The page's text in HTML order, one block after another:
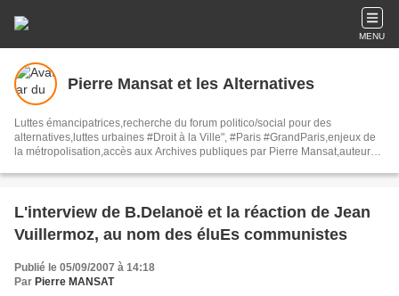
MENU
Pierre Mansat et les Alternatives
Luttes émancipatrices,recherche du forum politico/social pour des
alternatives,luttes urbaines #Droit à la Ville", #Paris #GrandParis,enjeux de
la métropolisation,accès aux Archives publiques par Pierre Mansat,auteur‼️
#Audin>bénevole Secours Populaire>Comité Laghouat-France>#Mumia
L'interview de B.Delanoë et la réaction de Jean
Vuillermoz, au nom des éluEs communistes
Publié le 05/09/2007 à 14:18
Par Pierre MANSAT